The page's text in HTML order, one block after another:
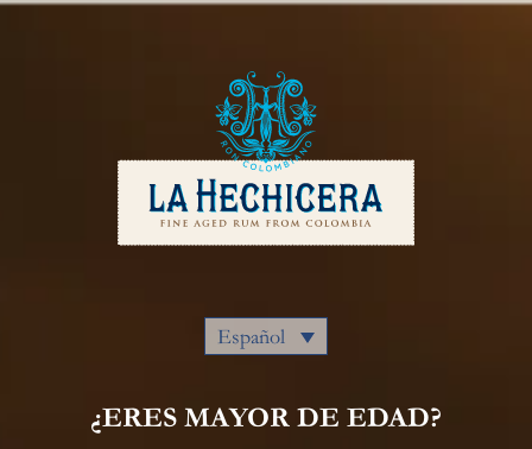
Español
¿ERES MAYOR DE EDAD?